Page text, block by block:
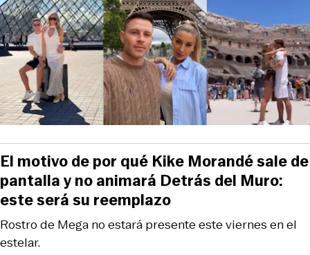
Rostro de Mega no estará presente este viernes en el
estelar.
El motivo de por qué Kike Morandé sale de
pantalla y no animará Detrás del Muro:
este será su reemplazo